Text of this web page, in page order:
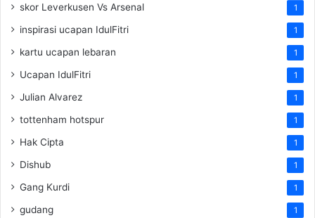
skor Leverkusen Vs Arsenal 1
inspirasi ucapan IdulFitri 1
kartu ucapan lebaran 1
Ucapan IdulFitri 1
Julian Alvarez 1
tottenham hotspur 1
Hak Cipta 1
Dishub 1
Gang Kurdi 1
gudang 1